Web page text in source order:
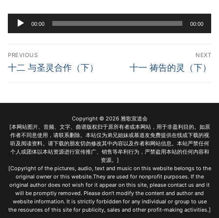
宣教事工
神学研究
关于我们
Audio
Player
00:00 00:00
Post
navigation
PREVIOUS
Previous
十二 与圣灵合作（下）
NEXT
Next
十一 祷告的灵（下）
Copyright © 2026 雅歌宣道会
[本网站图片、音频、文字、曲谱版权归于原所有者或本网站，用于非盈利目的。如原
作者不同意使用，请联系删除。本站仅为弟兄姐妹或慕道友免费提供在线或下载的视
听及阅读资料。请下载的朋友切勿修改其中内容以及作者和网站信息。本站严禁任何
个人或团体以本站资源进行宣传推广、销售等牟利行为，严禁盗用本站的任何内容和
资源。]
[Copyright of the pictures, audio, text and music on this website belongs to the
original owner or this website.They are used for nonprofit purposes. If the
original author does not wish for it appear on this site, please contact us and it
will be promptly removed. Please don’t modify the content and author and
website information. It is strictly forbidden for any individual or group to use
the resources of this site for publicity, sales and other profit-making activities.]